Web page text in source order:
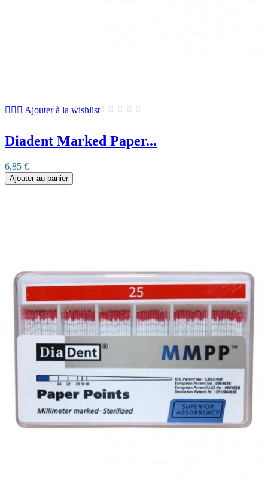
Ajouter à la wishlist
Diadent Marked Paper...
6,85 €
Ajouter au panier